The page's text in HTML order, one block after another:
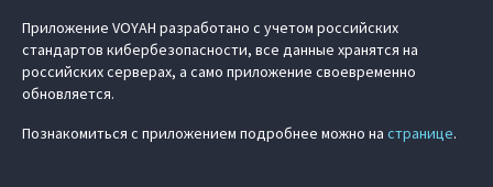
Приложение VOYAH разработано с учетом российских
стандартов кибербезопасности, все данные хранятся на
российских серверах, а само приложение своевременно
обновляется.
Познакомиться с приложением подробнее можно на странице.